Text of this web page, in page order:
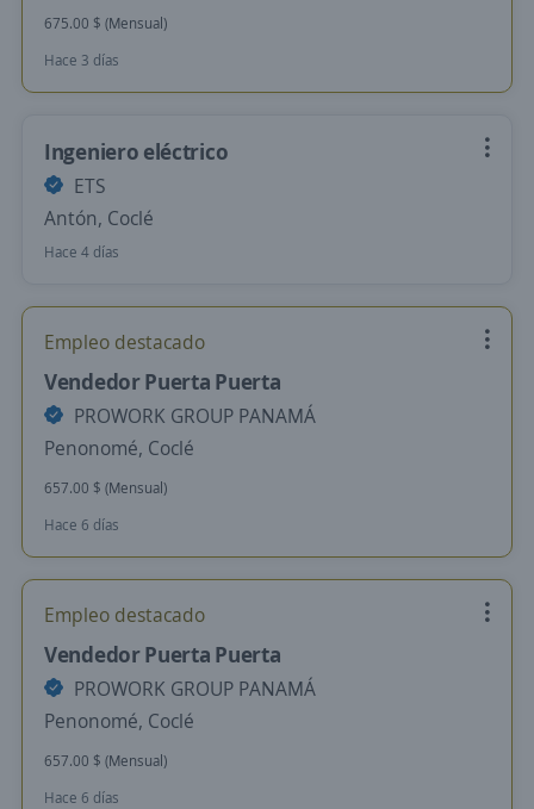
675.00 $ (Mensual)
Hace 3 días
Ingeniero eléctrico
ETS
Antón, Coclé
Hace 4 días
Empleo destacado
Vendedor Puerta Puerta
PROWORK GROUP PANAMÁ
Penonomé, Coclé
657.00 $ (Mensual)
Hace 6 días
Empleo destacado
Vendedor Puerta Puerta
PROWORK GROUP PANAMÁ
Penonomé, Coclé
657.00 $ (Mensual)
Hace 6 días